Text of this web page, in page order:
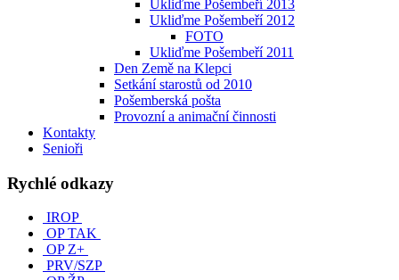
Ukliďme Pošembeří 2013
Ukliďme Pošembeří 2012
FOTO
Ukliďme Pošembeří 2011
Den Země na Klepci
Setkání starostů od 2010
Pošemberská pošta
Provozní a animační činnosti
Kontakty
Senioři
Rychlé odkazy
IROP
OP TAK
OP Z+
PRV/SZP